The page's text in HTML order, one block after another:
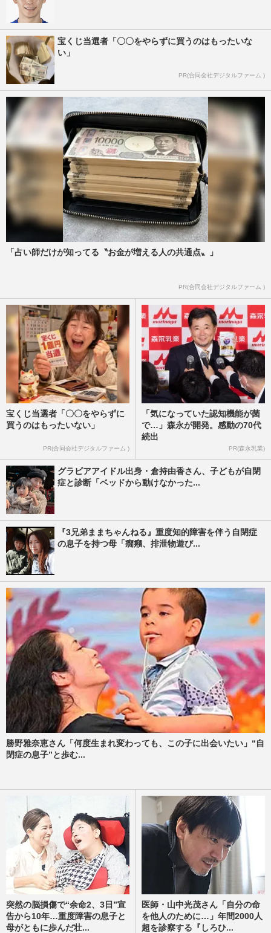
宝くじ当選者「〇〇をやらずに買うのはもったいな
い」
PR(合同会社デジタルファーム )
「占い師だけが知ってる〝お金が増える人の共通点〟」
PR(合同会社デジタルファーム )
宝くじ当選者「〇〇をやらずに
買うのはもったいない」
PR(合同会社デジタルファーム )
「気になっていた認知機能が菌
で…」森永が開発。感動の70代
続出
PR(森永乳業)
グラビアアイドル出身・倉持由香さん、子どもが自閉
症と診断「ベッドから動けなかった...
『3兄弟ままちゃんねる』重度知的障害を伴う自閉症
の息子を持つ母「癇癪、排泄物遊び...
勝野雅奈恵さん「何度生まれ変わっても、この子に出会いたい」“自
閉症の息子”と歩む...
突然の脳損傷で“余命2、3日”宣
告から10年…重度障害の息子と
母がともに歩んだ壮...
医師・山中光茂さん「自分の命
を他人のために…」年間2000人
超を診察する『しろひ...